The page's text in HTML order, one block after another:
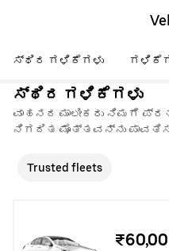
ಸ್ಥಿರ ಗಳಿಕೆಗಳು
ಸ್ಥಿರ ಗಳಿಕೆಗಳು
ವಾಹನದ ಮಾಲೀಕರು ನಿಮಗೆ
ನಿಗದಿತ ಮೊತ್ತವನ್ನು
Trusted fleets